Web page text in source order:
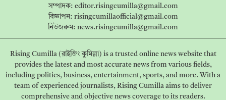
সম্পাদক: editor.risingcumilla@gmail.com
বিজ্ঞাপন: risingcumillaofficial@gmail.com
নিউজরুম: news.risingcumilla@gmail.com
Rising Cumilla (রাইজিং কুমিল্লা) is a trusted online news website that
provides the latest and most accurate news from various fields,
including politics, business, entertainment, sports, and more. With a
team of experienced journalists, Rising Cumilla aims to deliver
comprehensive and objective news coverage to its readers.